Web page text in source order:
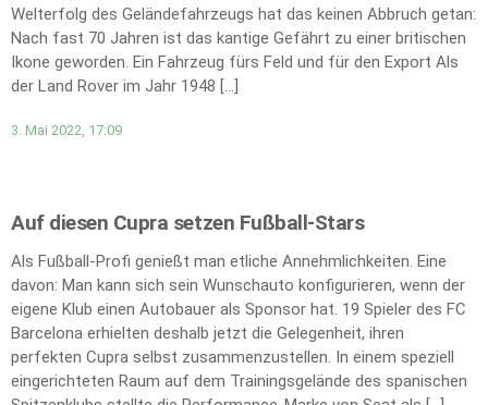
Welterfolg des Geländefahrzeugs hat das keinen Abbruch getan:
Nach fast 70 Jahren ist das kantige Gefährt zu einer britischen
Ikone geworden. Ein Fahrzeug fürs Feld und für den Export Als
der Land Rover im Jahr 1948 […]
3. Mai 2022, 17:09
Auf diesen Cupra setzen Fußball-Stars
Als Fußball-Profi genießt man etliche Annehmlichkeiten. Eine
davon: Man kann sich sein Wunschauto konfigurieren, wenn der
eigene Klub einen Autobauer als Sponsor hat. 19 Spieler des FC
Barcelona erhielten deshalb jetzt die Gelegenheit, ihren
perfekten Cupra selbst zusammenzustellen. In einem speziell
eingerichteten Raum auf dem Trainingsgelände des spanischen